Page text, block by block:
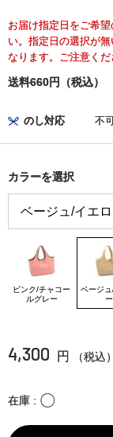
お届け指定日をご希
い。指定日の選択が
なります。ご注意くだ
送料660円（税込）
のし対応 不
カラーを選択
ピンク/チャコー
ルグレー
ベージ
ー
4,300 円 （税込）
在庫 〇